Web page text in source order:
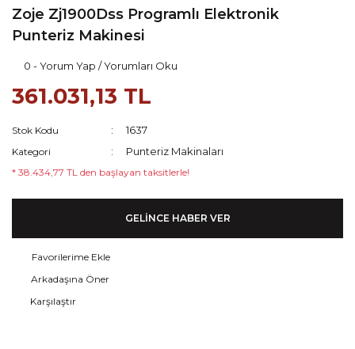
Zoje Zj1900Dss Programlı Elektronik
Punteriz Makinesi
0 - Yorum Yap / Yorumları Oku
361.031,13 TL
Stok Kodu 1637
Kategori Punteriz Makinaları
* 38.434,77 TL den başlayan taksitlerle!
GELİNCE HABER VER
Arkadaşına Öner
Karşılaştır